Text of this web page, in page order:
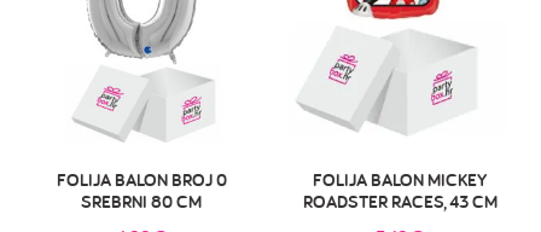
FOLIJA BALON BROJ 0
SREBRNI 80 CM
FOLIJA BALON MICKEY
ROADSTER RACES, 43 CM